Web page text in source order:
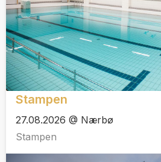
Stampen
27.08.2026 @ Nærbø
Stampen